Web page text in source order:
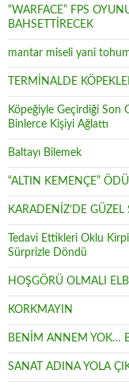
“WARFACE” FPS
BAHSETTİRECEK
mantar miseli yani
TERMİNALDE
Köpeğiyle Geçirdiği Son
Binlerce Kişiyi Ağlattı
Baltayı Bilemek
“ALTIN KEMENÇE”
KARADENİZ’DE GÜZEL
Tedavi Ettikleri Oklu
Sürprizle Döndü
HOŞGÖRÜ OLMALI
KORKMAYIN
BENİM ANNEM YOK…
SANAT ADINA YOLA